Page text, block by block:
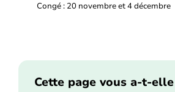
Congé : 20 novembre et 4 décembre
Cette page vous a-t-